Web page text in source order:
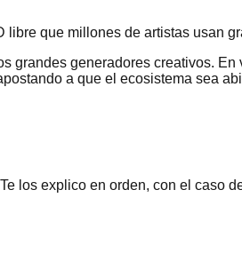
que millones de artistas usan
grandes generadores creativos.
a que el ecosistema sea
los explico en orden, con el caso